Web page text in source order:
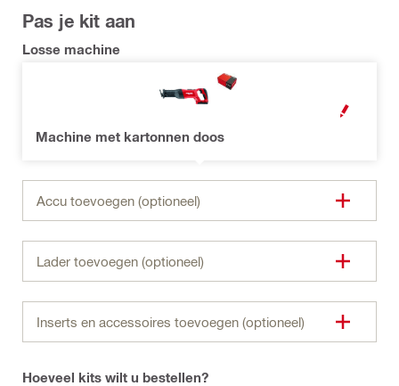
Pas je kit aan
Losse machine
Machine met kartonnen doos
OPEN MODAL
Accu toevoegen (optioneel)
Lader toevoegen (optioneel)
Inserts en accessoires toevoegen (optioneel)
Hoeveel kits wilt u bestellen?